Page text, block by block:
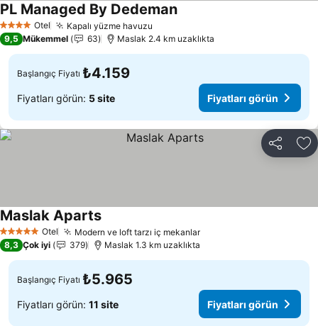
4 Yıldız Otel Kapalı yüzme havuzu
PL Managed By DedemanFiyatları görün
9,5 Mükemmel 63 Maslak 2.4 km uzaklıkta
Başlangıç Fiyatı ₺4.159
Fiyatları görün: 5 site Fiyatları görün
Paylaş
5 Yıldız Otel Modern ve loft tarzı iç mekanlarFiyatları görün
Maslak ApartsFiyatları görün
8,3 Çok iyi 379 Maslak 1.3 km uzaklıkta
Başlangıç Fiyatı ₺5.965
Fiyatları görün: 11 site Fiyatları görün